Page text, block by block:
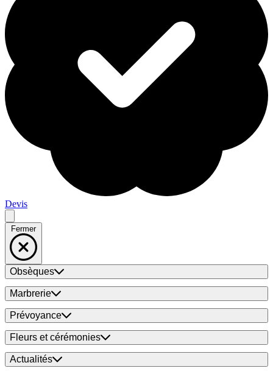
Devis
Fermer
Obsèques
Marbrerie
Prévoyance
Fleurs et cérémonies
Actualités